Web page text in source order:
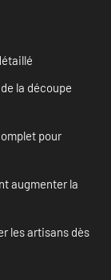
la découpe
pour
augmenter la
les artisans dès